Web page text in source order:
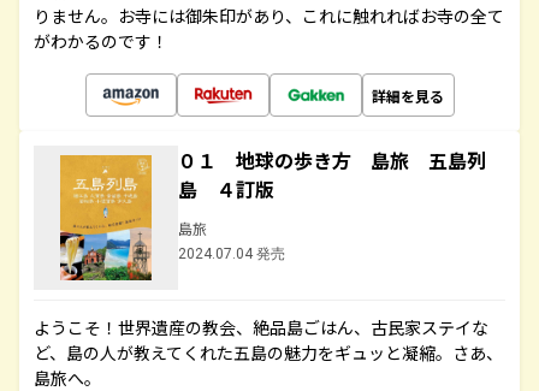
りません。お寺には御朱印があり、これに触れればお寺の全て
がわかるのです！
詳細を見る
０１ 地球の歩き方 島旅 五島列
島 ４訂版
島旅
2024.07.04 発売
ようこそ！世界遺産の教会、絶品島ごはん、古民家ステイな
ど、島の人が教えてくれた五島の魅力をギュッと凝縮。さあ、
島旅へ。